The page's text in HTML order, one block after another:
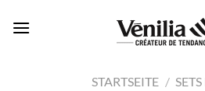
STARTSEITE /